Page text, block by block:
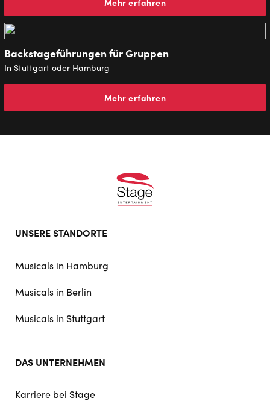
Backstageführungen für Gruppen
In Stuttgart oder Hamburg
Mehr erfahren
doormat
UNSERE STANDORTE
Musicals in Hamburg
Musicals in Berlin
Musicals in Stuttgart
DAS UNTERNEHMEN
Karriere bei Stage